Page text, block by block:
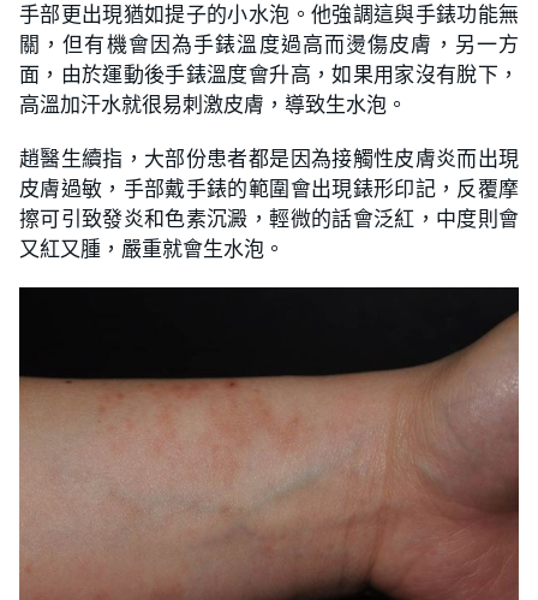
手部更出現猶如提子的小水泡。他強調這與手錶功能無
關，但有機會因為手錶溫度過高而燙傷皮膚，另一方
面，由於運動後手錶溫度會升高，如果用家沒有脫下，
高溫加汗水就很易刺激皮膚，導致生水泡。
趙醫生續指，大部份患者都是因為接觸性皮膚炎而出現
皮膚過敏，手部戴手錶的範圍會出現錶形印記，反覆摩
擦可引致發炎和色素沉澱，輕微的話會泛紅，中度則會
又紅又腫，嚴重就會生水泡。